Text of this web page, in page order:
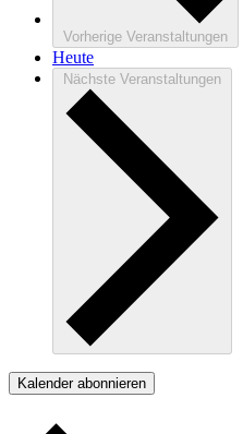
Vorherige Veranstaltungen
Heute
Nächste Veranstaltungen
Kalender abonnieren